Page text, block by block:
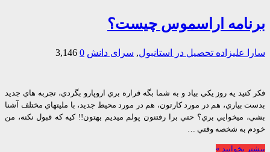
اراسموس چيست؟
علیزادهتحصیل در استانبول,سرای دانش 0
3,146
يه روز يكي بياد و به شما بگه قراره بري اروپارو بگردي، تجربه هاي جديد
بياري، هم در مورد كارتون، هم در مورد محيط جديد، با مليتهاي مختلف آشنا
ميخوايي بري؟ حتي برا رفتنون پولم ميديم بهتون!! كيه كه قبول نكنه، من
به شخصه وقتي …
بخوانید »